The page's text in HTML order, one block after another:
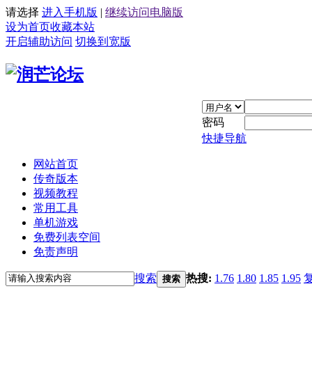
请选择 进入手机版 | 继续访问电脑版
设为首页收藏本站
开启辅助访问 切换到宽版
密码
快捷导航
网站首页
传奇版本
视频教程
常用工具
单机游戏
免费列表空间
免责声明
搜索 搜索 热搜: 1.76 1.80 1.85 1.95